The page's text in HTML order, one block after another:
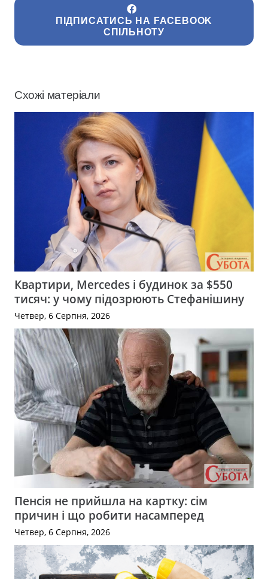
ПІДПИСАТИСЬ НА FACEBOOK
СПІЛЬНОТУ
Схожі матеріали
Квартири, Mercedes і будинок за $550
тисяч: у чому підозрюють Стефанішину
Четвер, 6 Серпня, 2026
Пенсія не прийшла на картку: сім
причин і що робити насамперед
Четвер, 6 Серпня, 2026